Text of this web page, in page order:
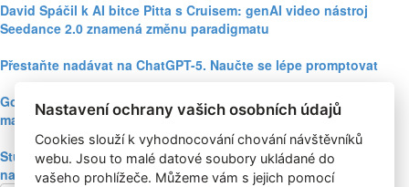
David Spáčil k AI bitce Pitta s Cruisem: genAI video nástroj
Seedance 2.0 znamená změnu paradigmatu
Přestaňte nadávat na ChatGPT-5. Naučte se lépe promptovat
Google Nano Banana nabízí dosud největší potenciál pro
marketing mezi genAI modely pro tvorbu obrázků
Studie: Využívání generativní AI mezi spotřebiteli při online
nakupování prudce roste
Nastavení ochrany vašich osobních údajů
Cookies slouží k vyhodnocování chování návštěvníků
webu. Jsou to malé datové soubory ukládané do
vašeho prohlížeče. Můžeme vám s jejich pomocí